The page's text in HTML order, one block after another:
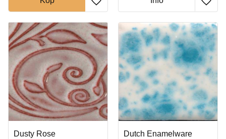
Lägg till i favoriter Lägg
Dusty Rose Dutch Enamelware